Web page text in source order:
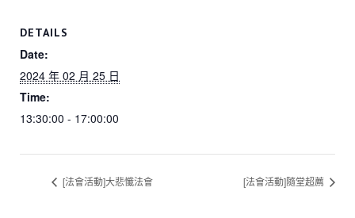
o
k
DETAILS
Date:
2024 年 02 月 25 日
Time:
13:30:00 - 17:00:00
[法會活動]大悲懺法會 [法會活動]隨堂超薦